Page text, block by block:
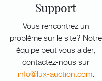
Support
Vous rencontrez un
problème sur le site? Notre
équipe peut vous aider,
contactez-nous sur
info@lux-auction.com.